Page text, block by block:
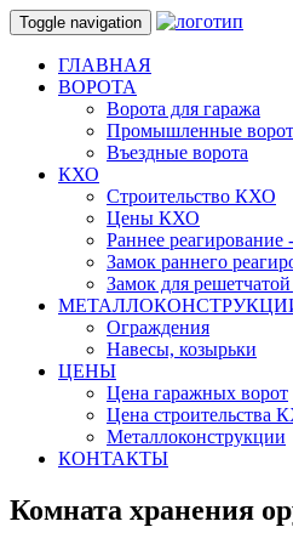
Toggle navigation
ГЛАВНАЯ
ВОРОТА
Ворота для гаража
Промышленные
Въездные ворота
КХО
Строительство КХО
Цены КХО
Раннее
Замок раннего
Замок для
Ограждения
Навесы, козырьки
ЦЕНЫ
Цена гаражных ворот
Цена строительства
Металлоконструкции
КОНТАКТЫ
Комната хранения